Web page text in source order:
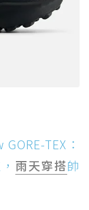
TEX：
雨天穿搭帥